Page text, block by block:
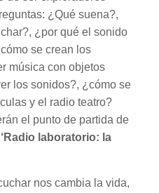
¿Qué suena?,
¿por qué el sonido
se crean los
música con objetos
los sonidos?, ¿cómo se
y el radio teatro?
el punto de partida de
‘Radio laboratorio: la
nos cambia la vida,